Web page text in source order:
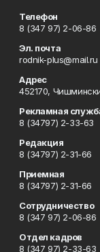
Телефон
8 (347 97) 2-06-86
Эл. почта
rodnik-plus@mail.ru
Адрес
452170,
Рекламная
8 (34797) 2-33-63
Редакция
8 (34797) 2-31-66
Приемная
8 (34797) 2-31-66
Сотрудничество
8 (347 97) 2-06-86
Отдел кадров
8 (347 97) 2-33-63